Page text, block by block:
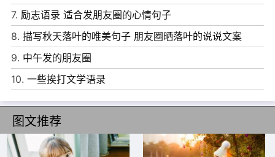
7. 励志语录 适合发朋友圈的心情句子
8. 描写秋天落叶的唯美句子 朋友圈晒落叶的说说文案
9. 中午发的朋友圈
10. 一些挨打文学语录
图文推荐